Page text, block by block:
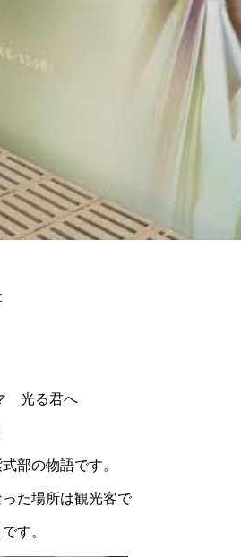
光る君へ
部の物語です。
た場所は観光客で
す。